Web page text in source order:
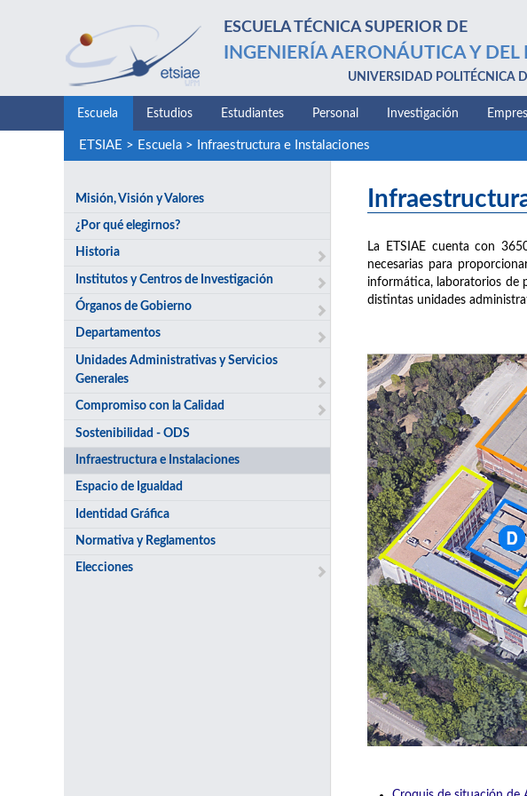
ESCUELA TÉCNICA SUPERIOR DE
INGENIERÍA AERONÁUTICA Y DEL
UNIVERSIDAD POLITÉCNICA
Escuela Estudios Estudiantes Personal Investigación
ETSIAE > Escuela> Infraestructura e Instalaciones
Misión, Visión y Valores
¿Por qué elegirnos?
Historia
Institutos y Centros de Investigación
Órganos de Gobierno
Departamentos
Unidades Administrativas y Servicios
Generales
Compromiso con la Calidad
Sostenibilidad - ODS
Infraestructura e Instalaciones
Espacio de Igualdad
Identidad Gráfica
Normativa y Reglamentos
Elecciones
La ETSIAE cuenta con
necesarias para
informática, laboratorios de
distintas unidades